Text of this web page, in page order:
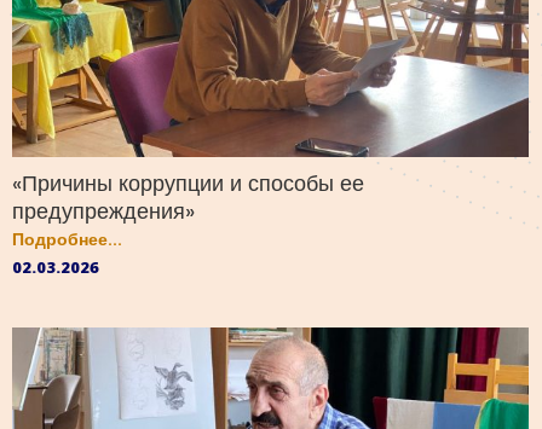
«Причины коррупции и способы ее
предупреждения»
Подробнее...
02.03.2026